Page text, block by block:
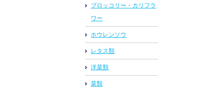
ブロッコリー・カリフラ
ワー
ホウレンソウ
レタス類
洋菜類
菜類